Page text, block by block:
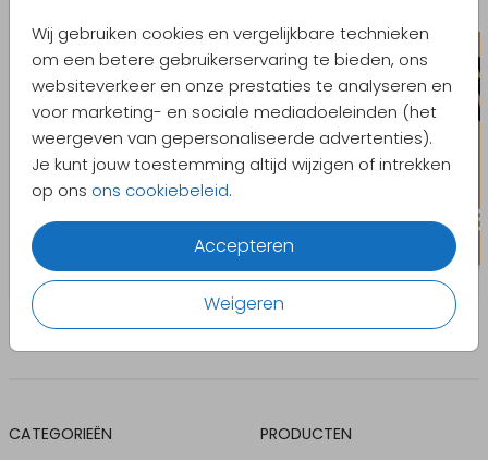
Wij gebruiken cookies en vergelijkbare technieken
om een betere gebruikerservaring te bieden, ons
websiteverkeer en onze prestaties te analyseren en
voor marketing- en sociale mediadoeleinden (het
weergeven van gepersonaliseerde advertenties).
Je kunt jouw toestemming altijd wijzigen of intrekken
op ons ons cookiebeleid.
Accepteren
Weigeren
CATEGORIEËN
PRODUCTEN